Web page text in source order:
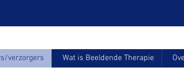
verzorgers Wat is Beeldende Therapie